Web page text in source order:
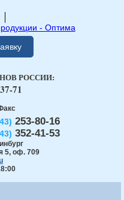
253-80-16
352-41-53
5, оф. 709
РОССИИ:
71